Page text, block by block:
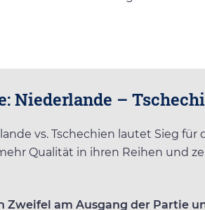
Niederlande –
vs. Tschechien lautet Sieg für
Qualität in ihren Reihen und
Zweifel am Ausgang der Partie